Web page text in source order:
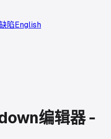
陷English
编辑器 -